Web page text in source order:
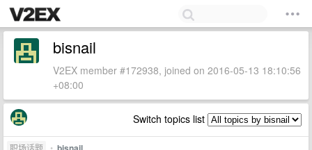
bisnail
V2EX member #172938, joined on 2016-05-13 18:10:56
+08:00
Switch topics list
职场话题 •